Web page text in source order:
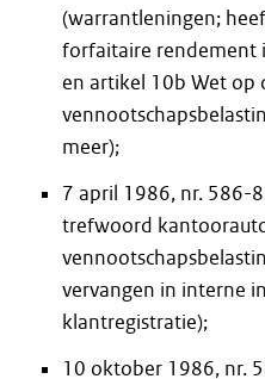
(warrantleningen;
forfaitaire rendement
en artikel 10b Wet op
meer);
7 april 1986, nr. 586-
trefwoord
vervangen in interne
klantregistratie);
10 oktober 1986, nr.